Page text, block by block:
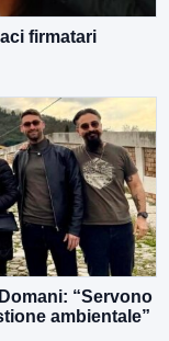
firmatari
“Servono
ambientale”